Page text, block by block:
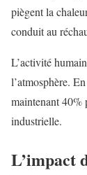
piègent la
conduit au
L’activité
l’atmosphère.
maintenant 40%
industrielle.
L’impact